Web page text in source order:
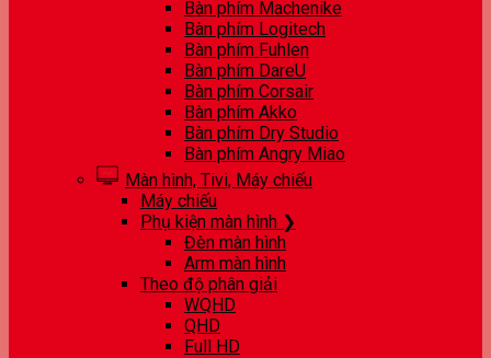
Bàn phím Machenike
Bàn phím Logitech
Bàn phím Fuhlen
Bàn phím DareU
Bàn phím Corsair
Bàn phím Akko
Bàn phím Dry Studio
Bàn phím Angry Miao
Màn hình, Tivi, Máy chiếu
Máy chiếu
Phụ kiện màn hình ❯
Đèn màn hình
Arm màn hình
Theo độ phân giải
WQHD
QHD
Full HD